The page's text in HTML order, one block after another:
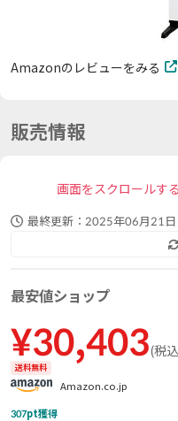
Amazonのレビューをみる
販売情報
画面をスクロールす
最終更新： 2025年06月21
最安値ショップ
¥30,403(税込
送料無料
Amazon.co.jp
307pt獲得